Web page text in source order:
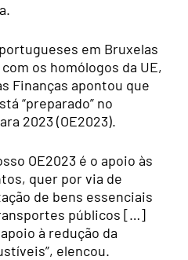
em Bruxelas
os homólogos da UE,
Finanças apontou que
“preparado” no
2023 (OE2023).
OE2023 é o apoio às
quer por via de
de bens essenciais
públicos […]
à redução da
elencou.